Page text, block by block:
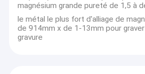
magnésium grande pureté de 1,5 à
le métal le plus fort d'alliage de
de 914mm x de 1-13mm pour
gravure